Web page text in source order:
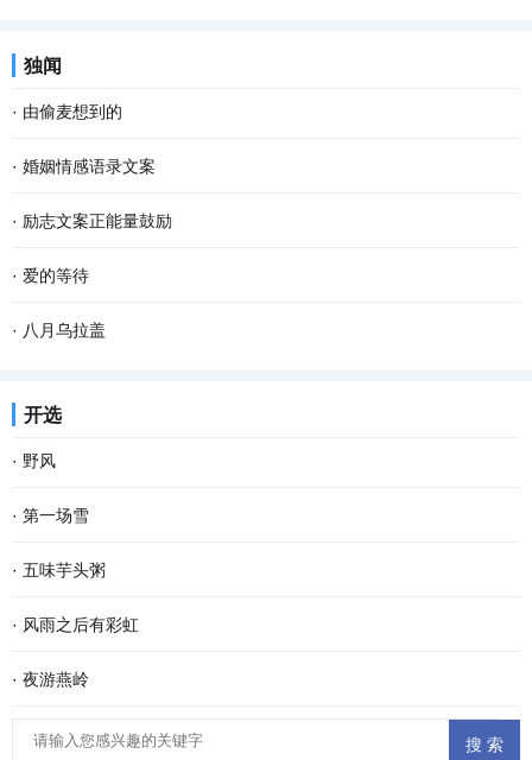
独闻
· 由偷麦想到的
· 婚姻情感语录文案
· 励志文案正能量鼓励
· 爱的等待
· 八月乌拉盖
开选
· 野风
· 第一场雪
· 五味芋头粥
· 风雨之后有彩虹
· 夜游燕岭